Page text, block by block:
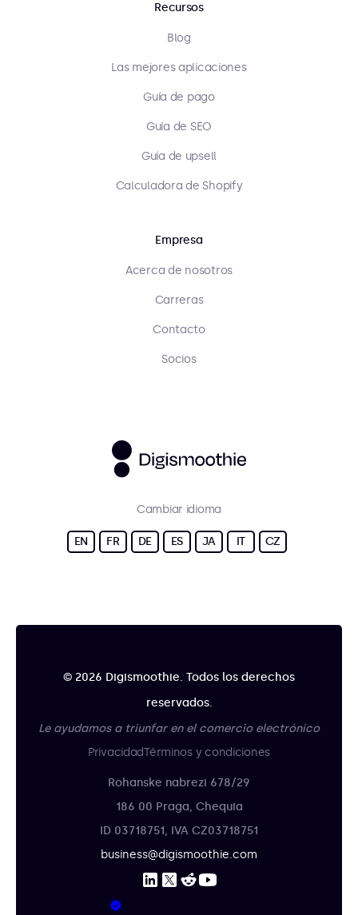
Recursos
Blog
Las mejores aplicaciones
Guía de pago
Guía de SEO
Guía de upsell
Calculadora de Shopify
Empresa
Acerca de nosotros
Carreras
Contacto
Socios
Cambiar idioma
EN FR DE ES JA IT CZ
© 2026 Digismoothie. Todos los derechos
reservados.
Le ayudamos a triunfar en el comercio electrónico
PrivacidadTérminos y condiciones
Rohanske nabrezi 678/29
186 00 Praga, Chequia
ID 03718751, IVA CZ03718751
business@digismoothie.com